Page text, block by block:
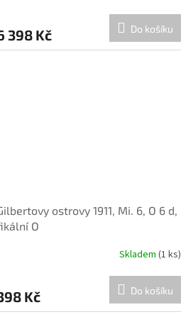
398 Kč Do košíku
ostrovy 1911, Mi. 6, O 6 d,
O
Skladem (1 ks)
Kč Do košíku